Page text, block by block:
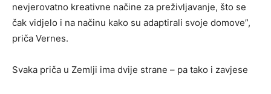
nevjerovatno kreativne načine za preživljavanje, što se
čak vidjelo i na načinu kako su adaptirali svoje domove”,
priča Vernes.
Svaka priča u Zemlji ima dvije strane – pa tako i zavjese